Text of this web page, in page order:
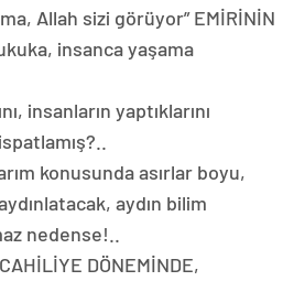
Allah sizi görüyor” EMİRİNİN
insanca yaşama
insanların yaptıklarını
konusunda asırlar boyu,
aydın bilim
nedense!..
DÖNEMİNDE,